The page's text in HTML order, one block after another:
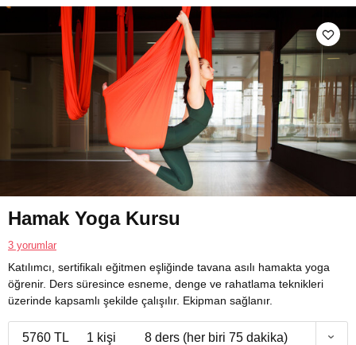
Hamak Yoga Kursu
3 yorumlar
Katılımcı, sertifikalı eğitmen eşliğinde tavana asılı hamakta yoga
öğrenir. Ders süresince esneme, denge ve rahatlama teknikleri
üzerinde kapsamlı şekilde çalışılır. Ekipman sağlanır.
5760 TL 1 kişi 8 ders (her biri 75 dakika)